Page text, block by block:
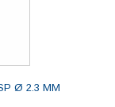
Ø 2.3 MM